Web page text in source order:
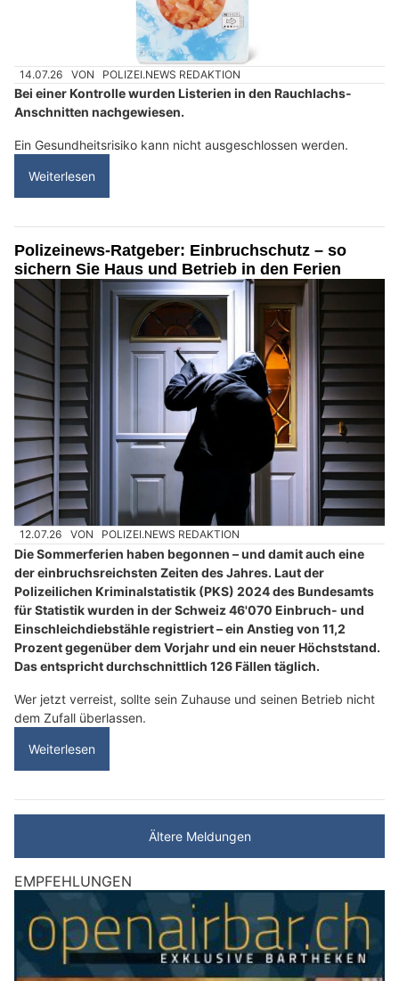
14.07.26 VON POLIZEI.NEWS REDAKTION
Bei einer Kontrolle wurden Listerien in den Rauchlachs-
Anschnitten nachgewiesen.
Ein Gesundheitsrisiko kann nicht ausgeschlossen werden.
Weiterlesen
Polizeinews-Ratgeber: Einbruchschutz – so
sichern Sie Haus und Betrieb in den Ferien
12.07.26 VON POLIZEI.NEWS REDAKTION
Die Sommerferien haben begonnen – und damit auch eine
der einbruchsreichsten Zeiten des Jahres. Laut der
Polizeilichen Kriminalstatistik (PKS) 2024 des Bundesamts
für Statistik wurden in der Schweiz 46'070 Einbruch- und
Einschleichdiebstähle registriert – ein Anstieg von 11,2
Prozent gegenüber dem Vorjahr und ein neuer Höchststand.
Das entspricht durchschnittlich 126 Fällen täglich.
Wer jetzt verreist, sollte sein Zuhause und seinen Betrieb nicht
dem Zufall überlassen.
Weiterlesen
Ältere Meldungen
EMPFEHLUNGEN